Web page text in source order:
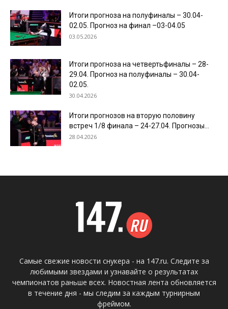
Итоги прогноза на полуфиналы – 30.04-
02.05. Прогноз на финал –03-04.05
03.05.2026
Итоги прогноза на четвертьфиналы – 28-
29.04. Прогноз на полуфиналы – 30.04-
02.05.
30.04.2026
Итоги прогнозов на вторую половину
встреч 1/8 финала – 24-27.04. Прогнозы...
28.04.2026
Самые свежие новости снукера - на 147.ru. Следите за
любимыми звездами и узнавайте о результатах
чемпионатов раньше всех. Новостная лента обновляется
в течение дня - мы следим за каждым турнирным
фреймом.